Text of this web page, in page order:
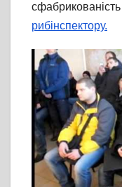
рибінспектору.